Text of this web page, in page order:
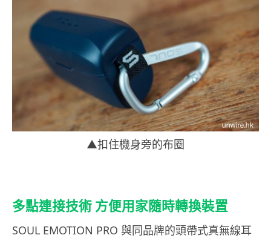
▲扣住機身旁的布圈
多點連接技術 方便用家隨時轉換裝置
SOUL EMOTION PRO 與同品牌的頭帶式真無線耳